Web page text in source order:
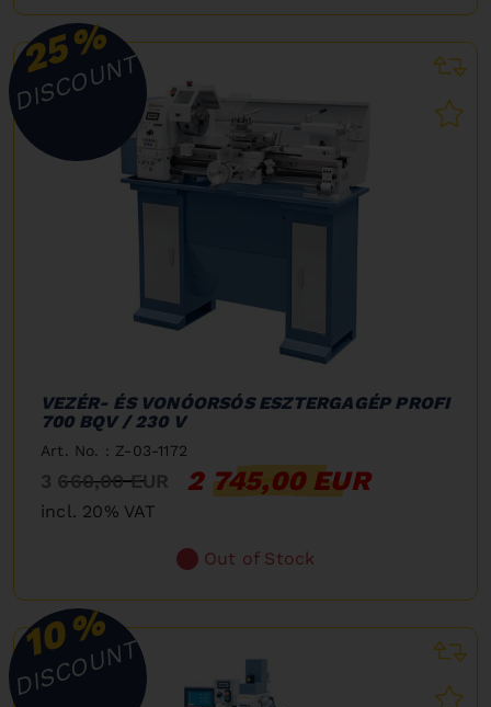
25%
DISCOUNT
VEZÉR- ÉS VONÓORSÓS ESZTERGAGÉP PROFI
700 BQV / 230 V
Art. No. : Z-03-1172
3 660,00 EUR 2 745,00 EUR
incl. 20% VAT
Out of Stock
10%
DISCOUNT